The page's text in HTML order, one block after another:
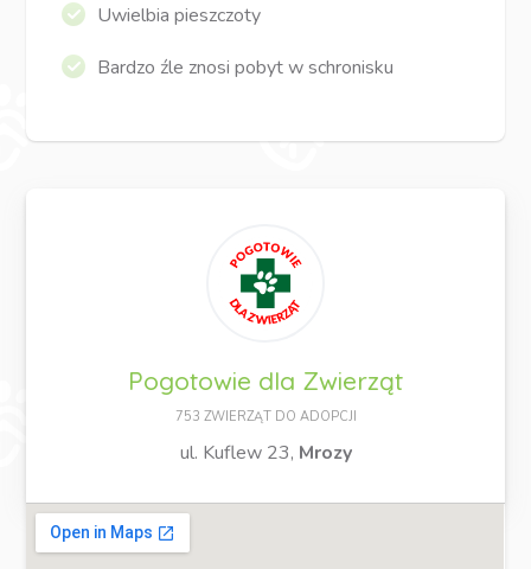
Uwielbia pieszczoty
Bardzo źle znosi pobyt w schronisku
Pogotowie dla Zwierząt
753 ZWIERZĄT DO ADOPCJI
ul. Kuflew 23, Mrozy